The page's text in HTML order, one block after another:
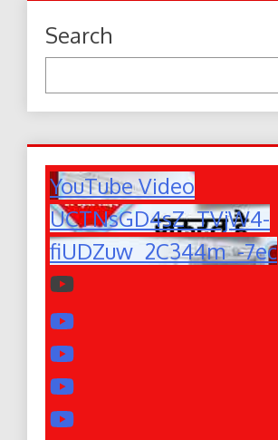
Search
YouTube Video
UCTNsGD4sZ_TVjW4-
fiUDZuw_2C344m_-7ec